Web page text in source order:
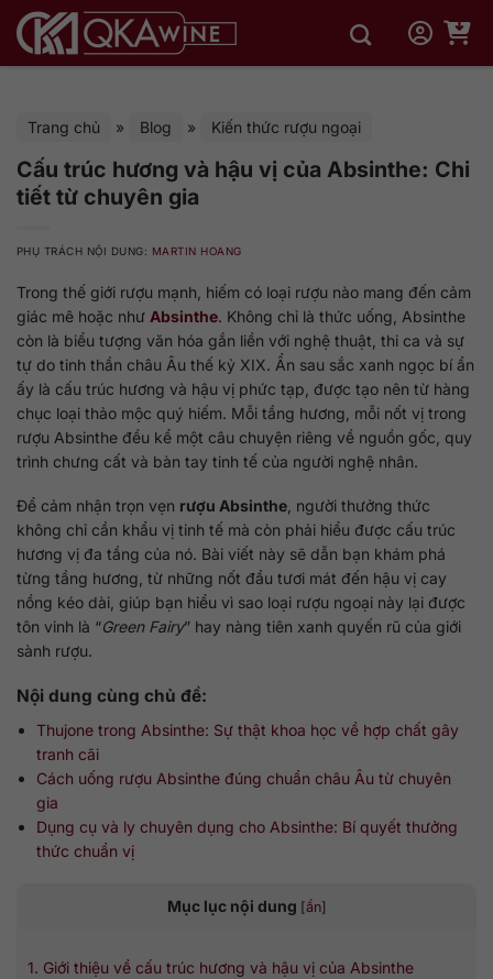
qua
Trang chủ » Blog » Kiến thức rượu ngoại
Cấu trúc hương và hậu vị của Absinthe: Chi
tiết từ chuyên gia
PHỤ TRÁCH NỘI DUNG: MARTIN HOANG
Trong thế giới rượu mạnh, hiếm có loại rượu nào mang đến cảm
giác mê hoặc như Absinthe. Không chỉ là thức uống, Absinthe
còn là biểu tượng văn hóa gắn liền với nghệ thuật, thi ca và sự
tự do tinh thần châu Âu thế kỷ XIX. Ẩn sau sắc xanh ngọc bí ẩn
ấy là cấu trúc hương và hậu vị phức tạp, được tạo nên từ hàng
chục loại thảo mộc quý hiếm. Mỗi tầng hương, mỗi nốt vị trong
rượu Absinthe đều kể một câu chuyện riêng về nguồn gốc, quy
trình chưng cất và bàn tay tinh tế của người nghệ nhân.
Để cảm nhận trọn vẹn rượu Absinthe , người thưởng thức
không chỉ cần khẩu vị tinh tế mà còn phải hiểu được cấu trúc
hương vị đa tầng của nó. Bài viết này sẽ dẫn bạn khám phá
từng tầng hương, từ những nốt đầu tươi mát đến hậu vị cay
nồng kéo dài, giúp bạn hiểu vì sao loại rượu ngoại này lại được
tôn vinh là “Green Fairy” hay nàng tiên xanh quyến rũ của giới
sành rượu.
Nội dung cùng chủ đề:
Thujone trong Absinthe: Sự thật khoa học về hợp chất gây
tranh cãi
Cách uống rượu Absinthe đúng chuẩn châu Âu từ chuyên
gia
Dụng cụ và ly chuyên dụng cho Absinthe: Bí quyết thưởng
thức chuẩn vị
Mục lục nội dung [ẩn]
1. Giới thiệu về cấu trúc hương và hậu vị của Absinthe